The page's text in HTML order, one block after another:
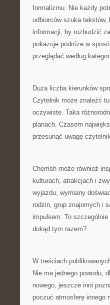
formalizmu. Nie każdy
odbiorców szuka tekstów,
informacji, by rozbudzić
pokazuje podróże w
przeglądać według
Duża liczba kierunków
Czytelnik może znaleźć
oczywiste. Taka
planach. Czasem
przesunąć uwagę
Cherrish może również
kulturach, atrakcjach i
wyjazdu, wymiany
rodzin, grup znajomych i
impulsem. To
dokąd tym razem?
W treściach
Nie ma jednego powodu,
nowego, jeszcze inni
poczuć atmosferę innego